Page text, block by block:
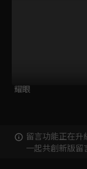
耀眼
留言功能正在
一起共創新版留